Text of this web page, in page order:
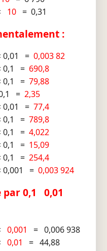
10= 0,31
:
0,01 =0,003 82
0,1 = 690,8
0,1 =79,88
=2,35
0,01 =77,4
0,1 =789,8
0,1 =4,022
0,1 = 15,09
0,1 =254,4
0,001 =0,003 924
par 0,1 0,01
0,001
= 0,006 938
0,01
= 44,88